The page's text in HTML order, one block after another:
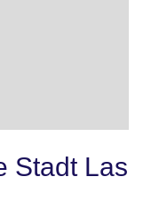
Stadt Las